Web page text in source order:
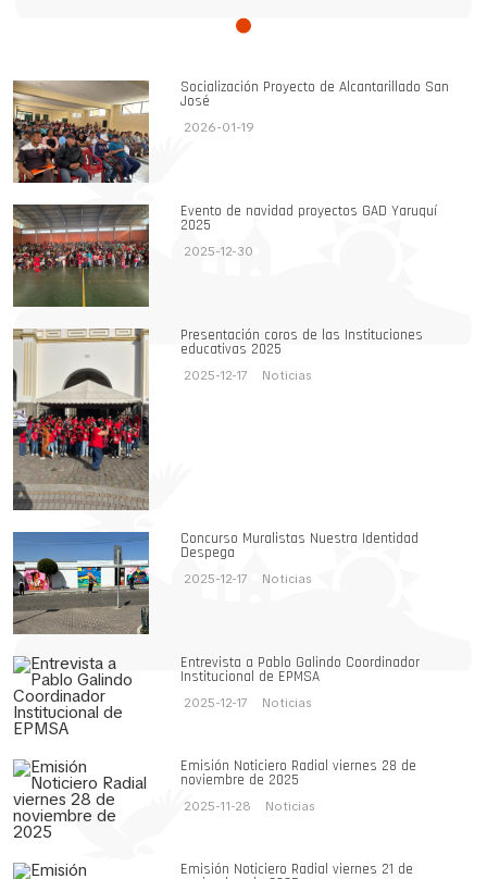
Socialización Proyecto de Alcantarillado San
José
2026-01-19
Evento de navidad proyectos GAD Yaruquí
2025
2025-12-30
Presentación coros de las Instituciones
educativas 2025
2025-12-17 Noticias
Concurso Muralistas Nuestra Identidad
Despega
2025-12-17 Noticias
Entrevista a Pablo Galindo Coordinador
Institucional de EPMSA
2025-12-17 Noticias
Emisión Noticiero Radial viernes 28 de
noviembre de 2025
2025-11-28 Noticias
Emisión Noticiero Radial viernes 21 de